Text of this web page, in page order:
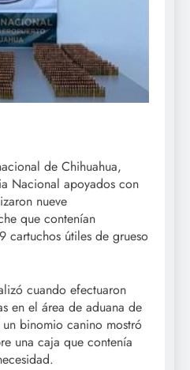
de Chihuahua,
Nacional apoyados con
nueve
que contenían
cartuchos útiles de grueso
cuando efectuaron
en el área de aduana de
binomio canino mostró
una caja que contenía